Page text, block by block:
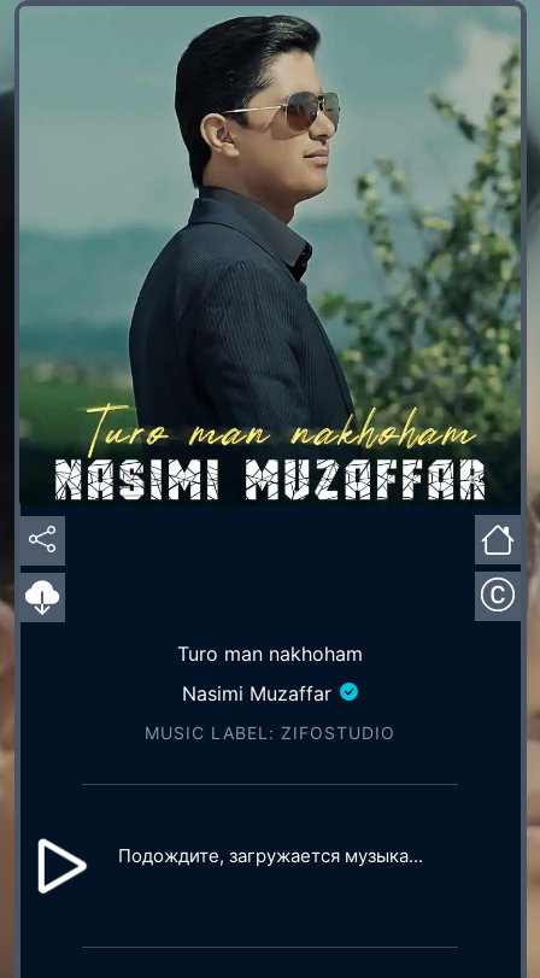
Turo man nakhoham
Nasimi Muzaffar
MUSIC LABEL: ZIFOSTUDIO
Подождите, загружается музыка...